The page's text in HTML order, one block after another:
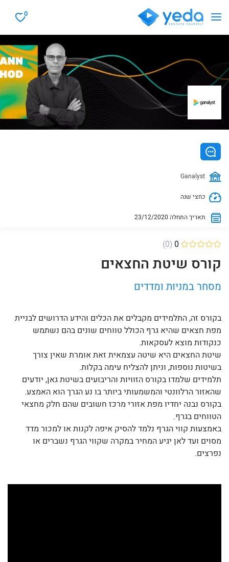
0
Ganalyst
כחצי שנה
(0) 0
קורס שיטת החצאים
מסחר במניות ומדדים
בקורס זה, התלמידים מקבלים את הכלים והידע הדרושים לבניית
מפת חצאים שהיא גרף הכולל טווחים שונים בהם נשתמש
כנקודות מוצא לעסקאות.
שיטת החצאים היא שיטה עצמאית זאת אומרת שאין צורך
בשיטות נוספות, וניתן להצליח עימה בקלות.
תלמידים שלמדו בקורס הזוויות והריבועים בשיטת גאן, יודעים
שהאזור הרלוונטי והמשמעותי ביותר בו נע הגרך הוא האמצע.
בקורס נבנה יחדיו מפת אזורי מרכז חשובים שהם חלק מחצאי
הטווחים בגרף.
באמצעות קווי הגרף נלמד להסיק איפה לקנות או למכור מדד
מסוים ועד לאן יגיע המחיר במקרה שקווי הגרף נשברים או
נפרצים.